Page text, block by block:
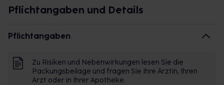
Pflichtangaben und Details
Pflichtangaben
Zu Risiken und Nebenwirkungen lesen Sie die
Packungsbeilage und fragen Sie Ihre Ärztin, Ihren
Arzt oder in Ihrer Apotheke.